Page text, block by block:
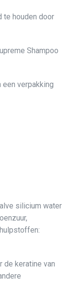
te houden door
Shampoo
verpakking
silicium water
de keratine van